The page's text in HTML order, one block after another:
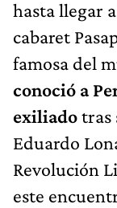
hasta llegar
cabaret
famosa del
conoció a
exiliadotras
Eduardo
Revolución
este